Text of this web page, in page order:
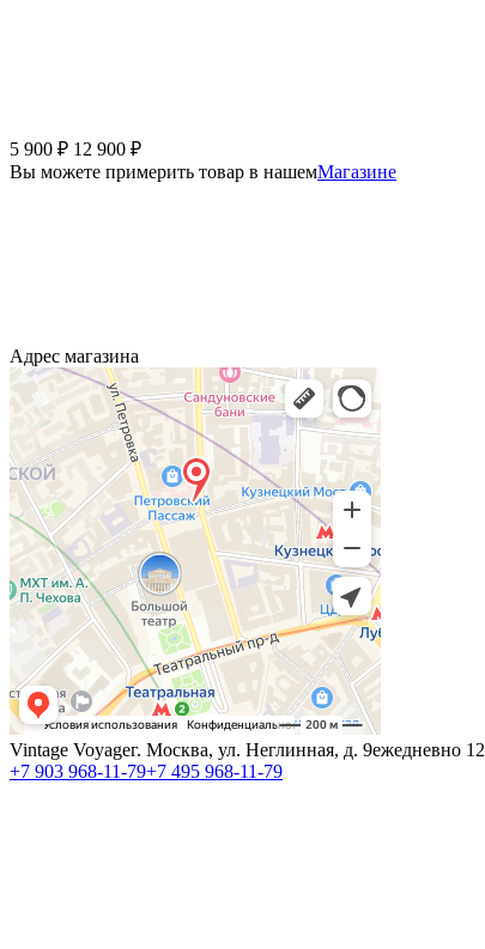
5 900 ₽ 12 900 ₽
Вы можете примерить товар в нашемМагазине
Адрес магазина
Vintage Voyageг. Москва, ул. Неглинная, д. 9ежедневно
+7 903 968-11-79+7 495 968-11-79